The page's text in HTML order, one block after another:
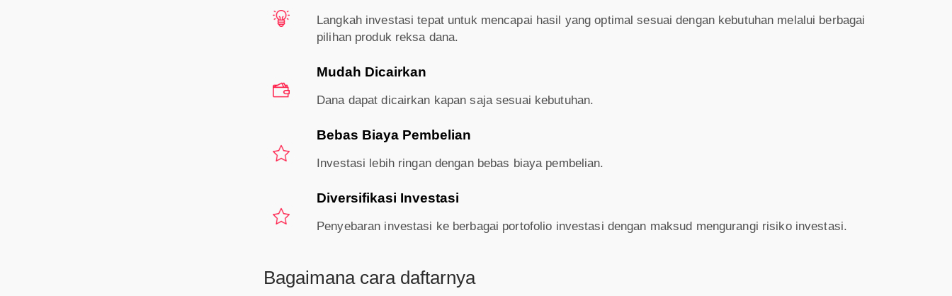
Langkah investasi tepat untuk mencapai hasil yang optimal sesuai dengan kebutuhan melalui berbagai
pilihan produk reksa dana.
Mudah Dicairkan
Dana dapat dicairkan kapan saja sesuai kebutuhan.
Bebas Biaya Pembelian
Investasi lebih ringan dengan bebas biaya pembelian.
Diversifikasi Investasi
Penyebaran investasi ke berbagai portofolio investasi dengan maksud mengurangi risiko investasi.
Bagaimana cara daftarnya